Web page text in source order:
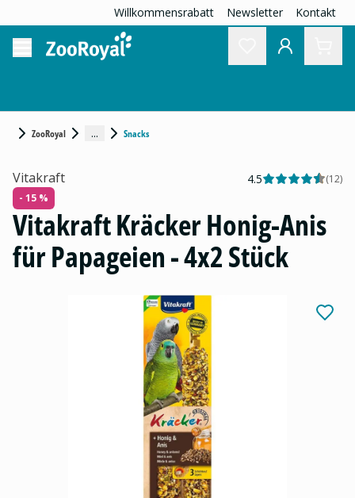
Willkommensrabatt Newsletter Kontakt
ZooRoyal ... Snacks
Vitakraft 4.5 (12)
- 15 %
Vitakraft Kräcker Honig-Anis
für Papageien - 4x2 Stück